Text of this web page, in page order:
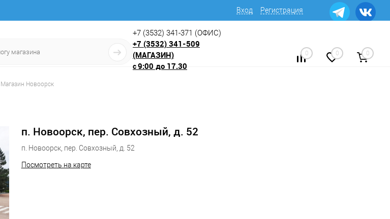
Вход Регистрация
+7 (3532) 341-371 (ОФИС)
+7 (3532) 341-509
(МАГАЗИН)
с9:00 до 17.30
0 0 0
Магазин Новоорск
п. Новоорск, пер. Совхозный, д. 52
п. Новоорск, пер. Совхозный, д. 52
Посмотреть на карте